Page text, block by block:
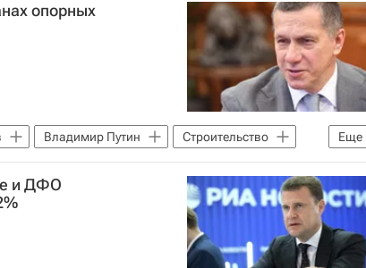
опорных
Еще
Владимир Путин
Строительство
и ДФО